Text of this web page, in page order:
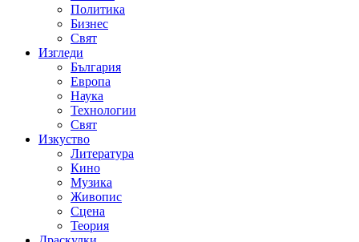
Политика
Бизнес
Свят
Изгледи
България
Европа
Наука
Технологии
Свят
Изкуство
Литература
Кино
Музика
Живопис
Сцена
Теория